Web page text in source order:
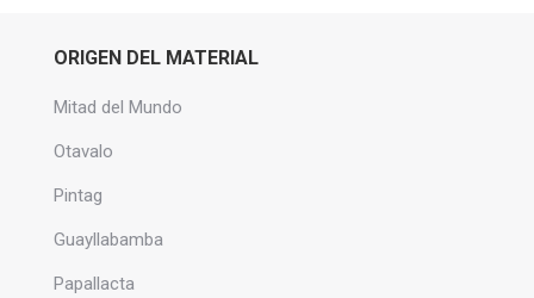
ORIGEN DEL MATERIAL
Mitad del Mundo
Otavalo
Pintag
Guayllabamba
Papallacta